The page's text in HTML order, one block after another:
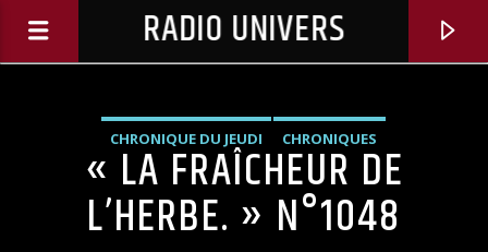
RADIO UNIVERS
CHRONIQUE DU JEUDI CHRONIQUES
« LA FRAÎCHEUR DE
L’HERBE. » N°1048